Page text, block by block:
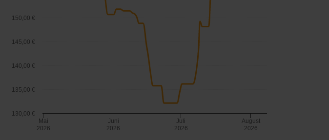
Mai
2026
Juni
2026
Juli
2026
August
2026
130,00 €
135,00 €
140,00 €
145,00 €
150,00 €